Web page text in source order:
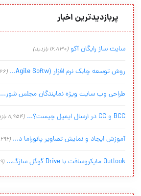
پربازدیدترین اخبار
سایت ساز رایگان آکو (16,830 بازدید)
روش توسعه چابک نرم افزار (Agile Softw... (9,566 بازدید)
طراحی وب سایت ویژه نمایندگان مجلس شور...
BCC و CC در ارسال ایمیل چیست؟... (8,954 بازدید)
آموزش ایجاد و نمایش تصاویر پانوراما د... (8,292 بازدید)
Outlook مایکروسافت با Drive گوگل سازگ... (7,259 بازدید)